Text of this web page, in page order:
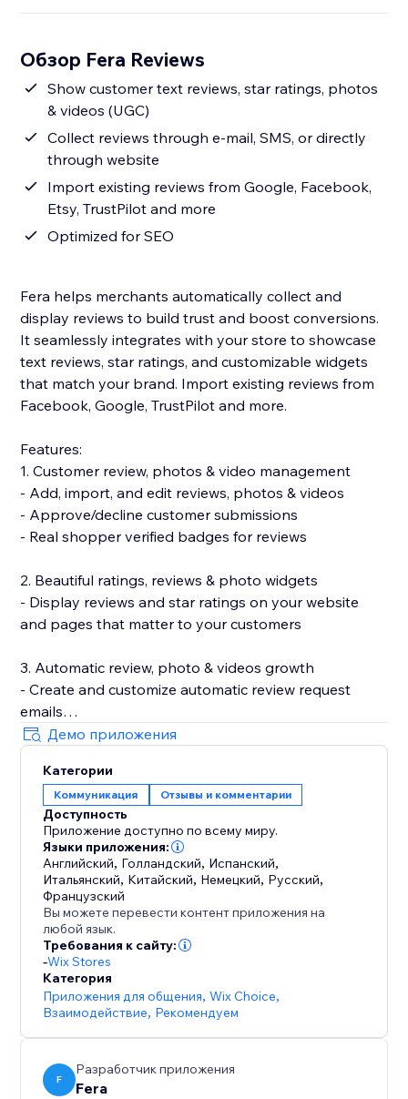
Обзор Fera Reviews
Show customer text reviews, star ratings, photos
& videos (UGC)
Collect reviews through e-mail, SMS, or directly
through website
Import existing reviews from Google, Facebook,
Etsy, TrustPilot and more
Optimized for SEO
Fera helps merchants automatically collect and
display reviews to build trust and boost conversions.
It seamlessly integrates with your store to showcase
text reviews, star ratings, and customizable widgets
that match your brand. Import existing reviews from
Facebook, Google, TrustPilot and more.
Features:
1. Customer review, photos & video management
- Add, import, and edit reviews, photos & videos
- Approve/decline customer submissions
- Real shopper verified badges for reviews
2. Beautiful ratings, reviews & photo widgets
- Display reviews and star ratings on your website
and pages that matter to your customers
3. Automatic review, photo & videos growth
- Create and customize automatic review request
emails
- Incentivize review submissions with discounts (in-
app) or loyalty points (with Smile.io)
- Let customers leave reviews directly on your site
4. Search Engine (SEO) friendly reviews
- Show product ratings and reviews in Google and
other search engines
- Export your reviews to Google Shopping
Демо приложения
Категории
Коммуникация Отзывы и комментарии
Доступность
Приложение доступно по всему миру.
Языки приложения:
Английский, Голландский, Испанский,
Итальянский, Китайский, Немецкий, Русский,
Французский
Вы можете перевести контент приложения на
любой язык.
Требования к сайту:
-Wix Stores
Категория
Приложения для общения,Wix Choice,
Взаимодействие, Рекомендуем
F
Разработчик приложения
Fera